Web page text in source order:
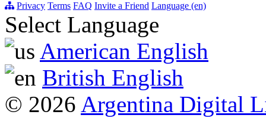
Privacy Terms FAQ Invite a Friend Language (en)
Select Language
American English
British English
© 2026 Argentina Digital